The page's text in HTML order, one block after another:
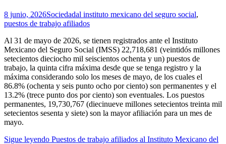
8 junio, 2026Sociedadal instituto mexicano del seguro social,
puestos de trabajo afiliados
Al 31 de mayo de 2026, se tienen registrados ante el Instituto
Mexicano del Seguro Social (IMSS) 22,718,681 (veintidós millones
setecientos dieciocho mil seiscientos ochenta y un) puestos de
trabajo, la quinta cifra máxima desde que se tenga registro y la
máxima considerando solo los meses de mayo, de los cuales el
86.8% (ochenta y seis punto ocho por ciento) son permanentes y el
13.2% (trece punto dos por ciento) son eventuales. Los puestos
permanentes, 19,730,767 (diecinueve millones setecientos treinta mil
setecientos sesenta y siete) son la mayor afiliación para un mes de
mayo.
Sigue leyendo Puestos de trabajo afiliados al Instituto Mexicano del